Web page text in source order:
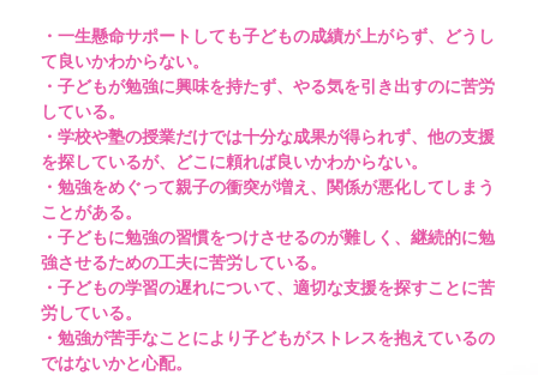
・一生懸命サポートしても子どもの成績が上がらず、どうし
て良いかわからない。
・子どもが勉強に興味を持たず、やる気を引き出すのに苦労
している。
・学校や塾の授業だけでは十分な成果が得られず、他の支援
を探しているが、どこに頼れば良いかわからない。
・勉強をめぐって親子の衝突が増え、関係が悪化してしまう
ことがある。
・子どもに勉強の習慣をつけさせるのが難しく、継続的に勉
強させるための工夫に苦労している。
・子どもの学習の遅れについて、適切な支援を探すことに苦
労している。
・勉強が苦手なことにより子どもがストレスを抱えているの
ではないかと心配。